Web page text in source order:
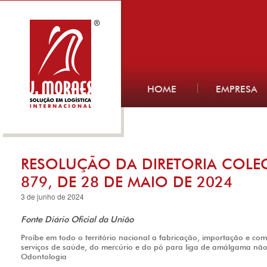
HOME EMPRESA
RESOLUÇÃO DA DIRETORIA
879, DE 28 DE MAIO DE 2024
3 de junho de 2024
Fonte Diário Oficial da União
Proíbe em todo o território nacional a fabricação, importação e
serviços de saúde, do mercúrio e do pó para liga de amálgama
Odontologia